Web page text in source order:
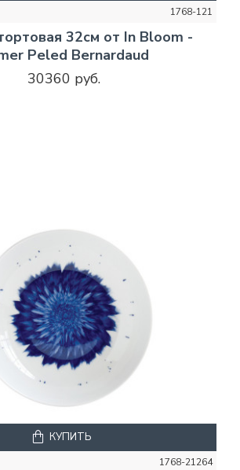
1768-121
32см от In Bloom -
Peled Bernardaud
30360 руб.
1768-21264
КУПИТЬ